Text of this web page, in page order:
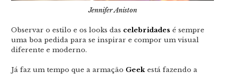
Jennifer Aniston
Observar o estilo e os looks das celebridades é sempre
uma boa pedida para se inspirar e compor um visual
diferente e moderno.
Já faz um tempo que a armação Geek está fazendo a